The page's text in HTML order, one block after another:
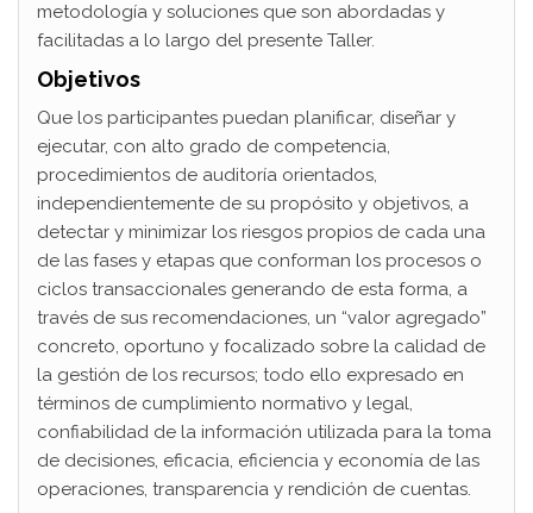
metodología y soluciones que son abordadas y
facilitadas a lo largo del presente Taller.
Objetivos
Que los participantes puedan planificar, diseñar y
ejecutar, con alto grado de competencia,
procedimientos de auditoría orientados,
independientemente de su propósito y objetivos, a
detectar y minimizar los riesgos propios de cada una
de las fases y etapas que conforman los procesos o
ciclos transaccionales generando de esta forma, a
través de sus recomendaciones, un “valor agregado”
concreto, oportuno y focalizado sobre la calidad de
la gestión de los recursos; todo ello expresado en
términos de cumplimiento normativo y legal,
confiabilidad de la información utilizada para la toma
de decisiones, eficacia, eficiencia y economía de las
operaciones, transparencia y rendición de cuentas.